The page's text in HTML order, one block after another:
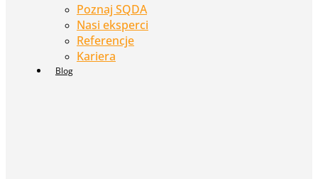
Poznaj SQDA
Nasi eksperci
Referencje
Kariera
Blog